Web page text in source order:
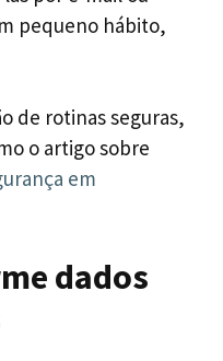
pequeno hábito,
de rotinas seguras,
o artigo sobre
em
dados